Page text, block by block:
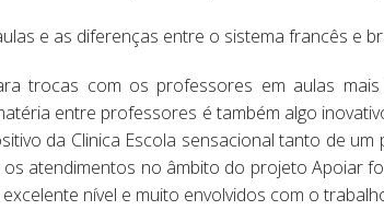
e as diferenças entre o sistema francês e
trocas com os professores em aulas mais
entre professores é também algo
da Clinica Escola sensacional tanto de
atendimentos no âmbito do projeto Apoiar
nível e muito envolvidos com o